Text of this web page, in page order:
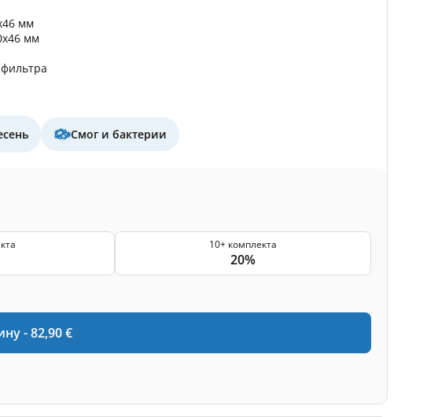
мм
мм
Смог и бактерии
10+ комплекта
20%
-82,90€